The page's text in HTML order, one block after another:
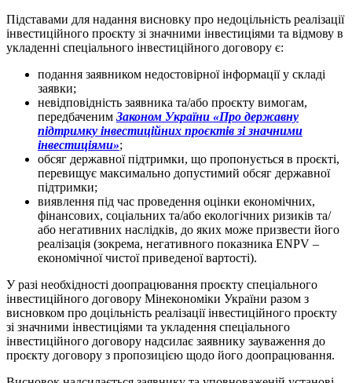
Підставами для надання висновку про недоцільність реалізації
інвестиційного проєкту зі значними інвестиціями та відмову в
укладенні спеціального інвестиційного договору є:
подання заявником недостовірної інформації у складі
заявки;
невідповідність заявника та/або проєкту вимогам,
передбаченим Законом України «Про державну
підтримку інвестиційних проєктів зі значними
інвестиціями»;
обсяг державної підтримки, що пропонується в проєкті,
перевищує максимально допустимий обсяг державної
підтримки;
виявлення під час проведення оцінки економічних,
фінансових, соціальних та/або екологічних ризиків та/
або негативних наслідків, до яких може призвести його
реалізація (зокрема, негативного показника ENPV –
економічної чистої приведеної вартості).
У разі необхідності доопрацювання проєкту спеціального
інвестиційного договору Мінекономіки України разом з
висновком про доцільність реалізації інвестиційного проєкту
зі значними інвестиціями та укладення спеціального
інвестиційного договору надсилає заявнику зауваження до
проєкту договору з пропозицією щодо його доопрацювання.